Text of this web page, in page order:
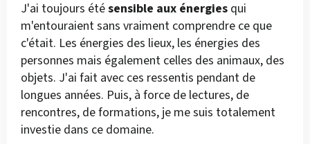
J'ai toujours étésensible aux énergies qui
m'entouraient sans vraiment comprendre ce que
c'était. Les énergies des lieux, les énergies des
personnes mais également celles des animaux, des
objets. J'ai fait avec ces ressentis pendant de
longues années. Puis, à force de lectures, de
rencontres, de formations, je me suis totalement
investie dans ce domaine.